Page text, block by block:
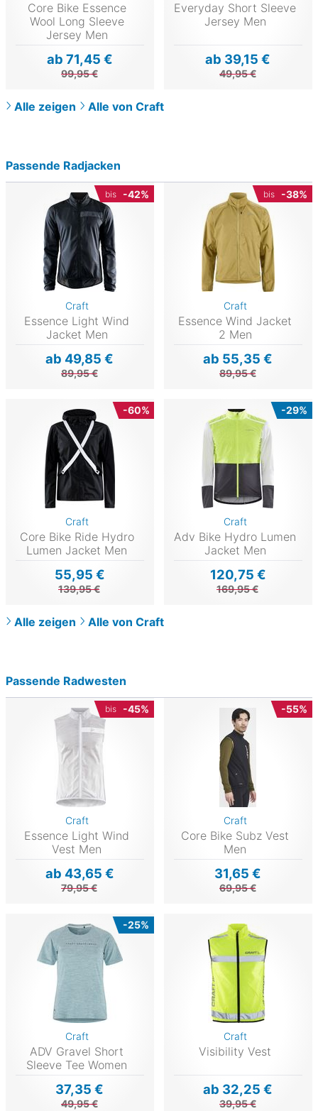
Core Bike Essence
Wool Long Sleeve
Jersey Men
ab 71,45 €
99,95 €
Everyday Short Sleeve
Jersey Men
ab 39,15 €
49,95 €
Alle zeigen Alle von Craft
Passende Radjacken
bis -42%
Craft
Essence Light Wind
Jacket Men
ab 49,85 €
89,95 €
bis -38%
Craft
Essence Wind Jacket
2 Men
ab 55,35 €
89,95 €
-60%
Craft
Core Bike Ride Hydro
Lumen Jacket Men
55,95 €
139,95 €
-29%
Craft
Adv Bike Hydro Lumen
Jacket Men
120,75 €
169,95 €
Alle zeigen Alle von Craft
Passende Radwesten
bis -45%
Craft
Essence Light Wind
Vest Men
ab 43,65 €
79,95 €
-55%
Craft
Core Bike Subz Vest
Men
31,65 €
69,95 €
-25%
Craft
ADV Gravel Short
Sleeve Tee Women
37,35 €
49,95 €
Craft
Visibility Vest
ab 32,25 €
39,95 €